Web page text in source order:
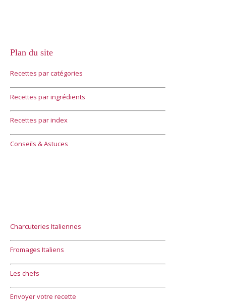
Plan du site
Recettes par catégories
Recettes par ingrédients
Recettes par index
Conseils & Astuces
Charcuteries Italiennes
Fromages Italiens
Les chefs
Envoyer votre recette